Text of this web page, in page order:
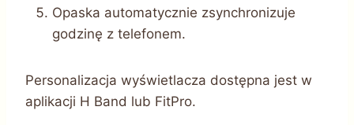
Opaska automatycznie zsynchronizuje
godzinę z telefonem.
Personalizacja wyświetlacza dostępna jest w
aplikacji H Band lub FitPro.